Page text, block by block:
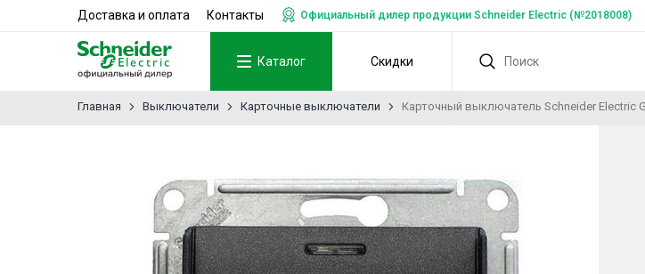
Доставка и оплата Контакты Официальный дилер продукции Schneider Electric (№2018008)
Каталог Скидки
Главная Выключатели Карточные выключатели Карточный выключатель Schneider Electric